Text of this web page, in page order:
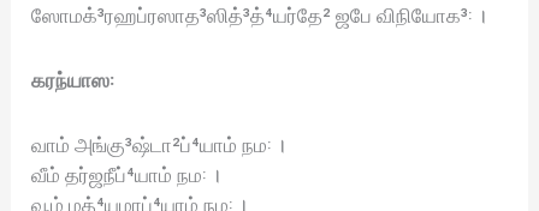
ஸோமக்³ரஹப்ரஸாத³ஸித்³த்⁴யர்தே² ஜபே விநியோக³꞉ ।
கரந்யாஸ꞉
வாம் அங்கு³ஷ்டா²ப்⁴யாம் நம꞉ ।
வீம் தர்ஜநீப்⁴யாம் நம꞉ ।
வூம் மத்⁴யமாப்⁴யாம் நம꞉ ।